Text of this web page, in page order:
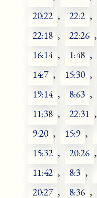
20:22 , 22:2 ,
22:18 , 22:26 ,
16:14 , 1:48 ,
14:7 , 15:30 ,
19:14 , 8:63 ,
11:38 , 22:31 ,
9:20 , 15:9 ,
15:32 , 20:26 ,
11:42 , 8:3 ,
20:27 , 8:36 ,